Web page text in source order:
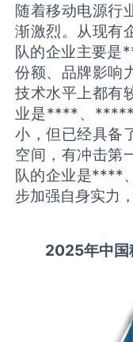
随着移动电源行
渐激烈。从现有
队的企业主要
份额、品牌影响
技术水平上都有
业是****、*****
小，但已经具备
空间，有冲击第
队的企业是****
步加强自身实力
2025年中国